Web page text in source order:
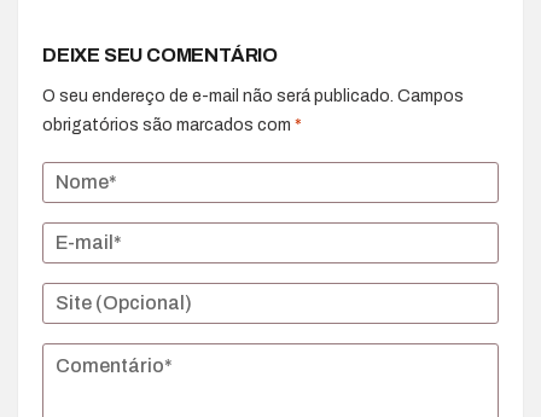
DEIXE SEU COMENTÁRIO
O seu endereço de e-mail não será publicado. Campos
obrigatórios são marcados com *